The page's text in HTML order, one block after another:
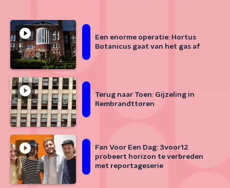
Een enorme operatie: Hortus
Botanicus gaat van het gas af
Terug naar Toen: Gijzeling in
Rembrandttoren
Fan Voor Een Dag: 3voor12
probeert horizon te verbreden
met reportageserie